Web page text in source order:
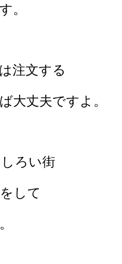
。
注文する
大丈夫ですよ。
ろい街
して